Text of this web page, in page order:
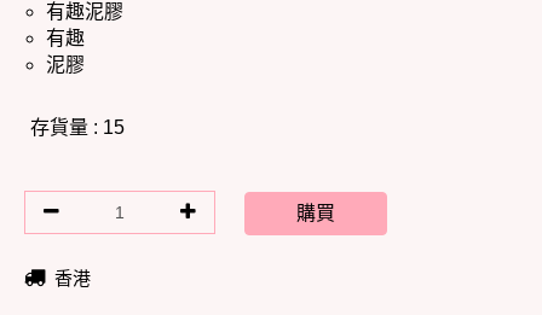
有趣泥膠
有趣
泥膠
存貨量 : 15
購買
香港